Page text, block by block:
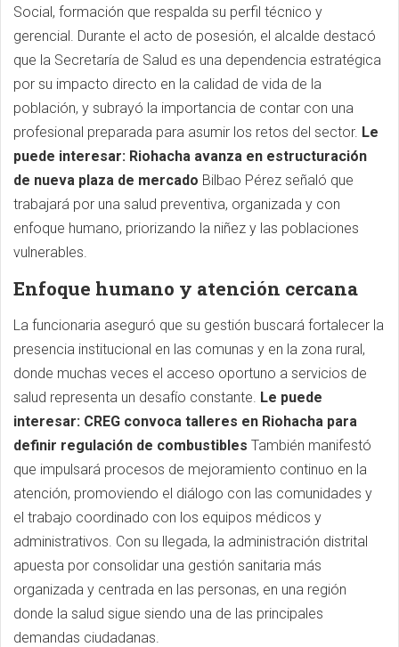
Social, formación que respalda su perfil técnico y
gerencial. Durante el acto de posesión, el alcalde destacó
que la Secretaría de Salud es una dependencia estratégica
por su impacto directo en la calidad de vida de la
población, y subrayó la importancia de contar con una
profesional preparada para asumir los retos del sector. Le
puede interesar: Riohacha avanza en estructuración
de nueva plaza de mercado Bilbao Pérez señaló que
trabajará por una salud preventiva, organizada y con
enfoque humano, priorizando la niñez y las poblaciones
vulnerables.
Enfoque humano y atención cercana
La funcionaria aseguró que su gestión buscará fortalecer la
presencia institucional en las comunas y en la zona rural,
donde muchas veces el acceso oportuno a servicios de
salud representa un desafío constante. Le puede
interesar: CREG convoca talleres en Riohacha para
definir regulación de combustibles También manifestó
que impulsará procesos de mejoramiento continuo en la
atención, promoviendo el diálogo con las comunidades y
el trabajo coordinado con los equipos médicos y
administrativos. Con su llegada, la administración distrital
apuesta por consolidar una gestión sanitaria más
organizada y centrada en las personas, en una región
donde la salud sigue siendo una de las principales
demandas ciudadanas.